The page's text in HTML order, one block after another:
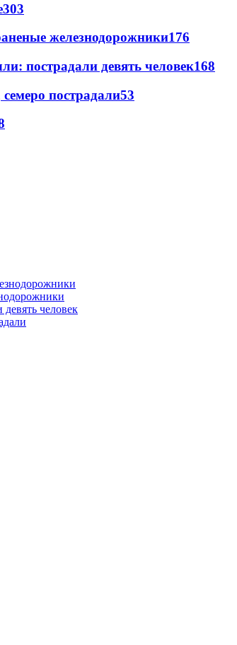
303
железнодорожники176
пострадали девять человек168
пострадали53
человек